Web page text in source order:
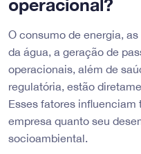
operacional?
O consumo de energia,
da água, a geração de
operacionais, além de
regulatória, estão
Esses fatores
empresa quanto seu
socioambiental.